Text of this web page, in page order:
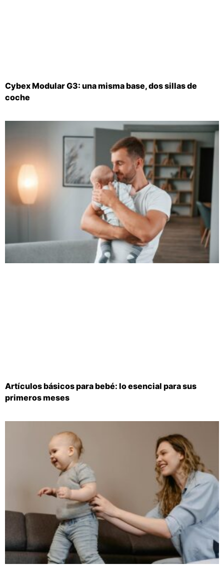
Cybex Modular G3: una misma base, dos sillas de
coche
Artículos básicos para bebé: lo esencial para sus
primeros meses